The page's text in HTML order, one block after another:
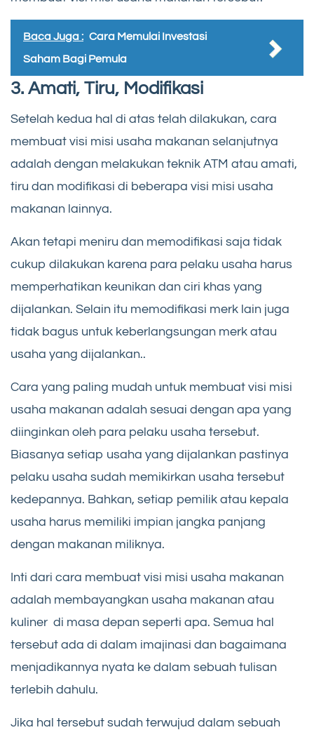
Baca Juga : Cara Memulai Investasi
Saham Bagi Pemula
3. Amati, Tiru, Modifikasi
Setelah kedua hal di atas telah dilakukan, cara
membuat visi misi usaha makanan selanjutnya
adalah dengan melakukan teknik ATM atau amati,
tiru dan modifikasi di beberapa visi misi usaha
makanan lainnya.
Akan tetapi meniru dan memodifikasi saja tidak
cukup dilakukan karena para pelaku usaha harus
memperhatikan keunikan dan ciri khas yang
dijalankan. Selain itu memodifikasi merk lain juga
tidak bagus untuk keberlangsungan merk atau
usaha yang dijalankan..
Cara yang paling mudah untuk membuat visi misi
usaha makanan adalah sesuai dengan apa yang
diinginkan oleh para pelaku usaha tersebut.
Biasanya setiap usaha yang dijalankan pastinya
pelaku usaha sudah memikirkan usaha tersebut
kedepannya. Bahkan, setiap pemilik atau kepala
usaha harus memiliki impian jangka panjang
dengan makanan miliknya.
Inti dari cara membuat visi misi usaha makanan
adalah membayangkan usaha makanan atau
kuliner di masa depan seperti apa. Semua hal
tersebut ada di dalam imajinasi dan bagaimana
menjadikannya nyata ke dalam sebuah tulisan
terlebih dahulu.
Jika hal tersebut sudah terwujud dalam sebuah